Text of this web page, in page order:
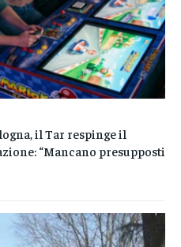
il Tar respinge il
“Mancano presupposti